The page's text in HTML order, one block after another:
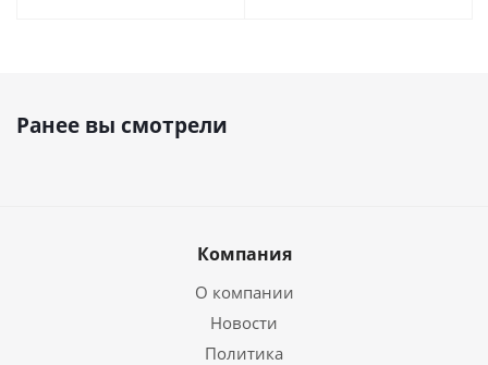
Ранее вы смотрели
Компания
О компании
Новости
Политика